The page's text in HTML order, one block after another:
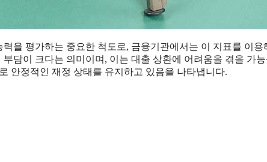
을 평가하는 중요한 척도로, 금융기관에서는 이 지표를 이
부담이 크다는 의미이며, 이는 대출 상환에 어려움을 겪을 가
안정적인 재정 상태를 유지하고 있음을 나타냅니다.